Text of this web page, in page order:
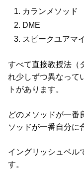
カランメソッド
DME
スピークユアマ
すべて直接教授法（
れ少しずつ異なって
トがあります。
どのメソッドが一番
ソッドが一番自分に
イングリッシュベル
す。